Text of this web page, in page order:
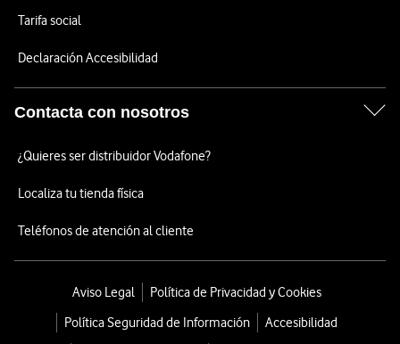
Tarifa social
Declaración Accesibilidad
Contacta con nosotros
¿Quieres ser distribuidor Vodafone?
Localiza tu tienda física
Teléfonos de atención al cliente
Aviso Legal
Política de Privacidad y Cookies
Política Seguridad de Información
Accesibilidad